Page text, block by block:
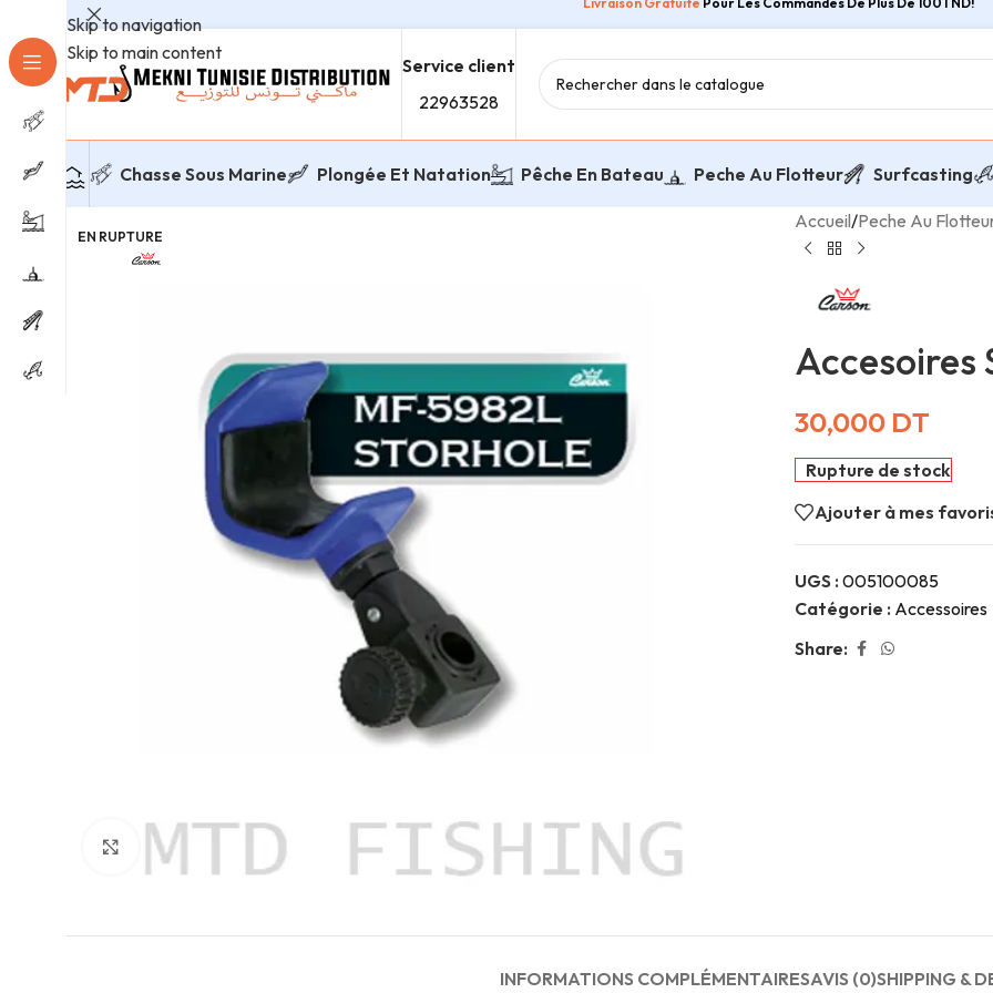
Skip to navigation
Skip to main content
Service client
22963528
Chasse Sous Marine Plongée Et Natation Pêche En Bateau Peche Au Flotteur Surfcasting
EN RUPTURE
Agrandir
Accueil/Peche Au
Accesoires
30,000 DT
Rupture de stock
Ajouter à mes
UGS : 005100085
Catégorie : Accessoires
Share:
INFORMATIONS COMPLÉMENTAIRESAVIS (0)SHIPPING &